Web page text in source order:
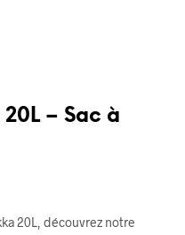
– Sac à
20L, découvrez notre